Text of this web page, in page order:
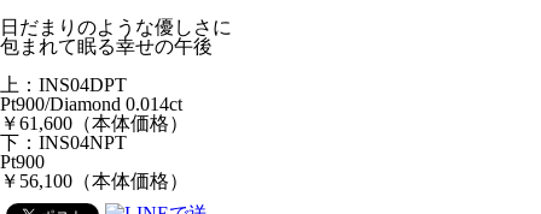
日だまりのような優しさに
包まれて眠る幸せの午後
上：INS04DPT
Pt900/Diamond 0.014ct
￥61,600（本体価格）
下：INS04NPT
Pt900
￥56,100（本体価格）